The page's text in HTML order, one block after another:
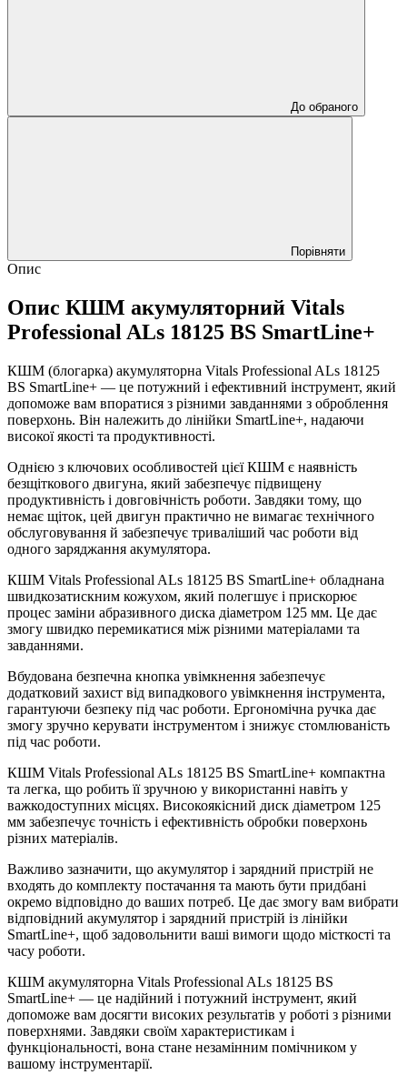
До обраного
Порівняти
Опис
Опис КШМ акумуляторний Vitals
Professional ALs 18125 BS SmartLine+
КШМ (блогарка) акумуляторна Vitals Professional ALs 18125
BS SmartLine+ — це потужний і ефективний інструмент, який
допоможе вам впоратися з різними завданнями з оброблення
поверхонь. Він належить до лінійки SmartLine+, надаючи
високої якості та продуктивності.
Однією з ключових особливостей цієї КШМ є наявність
безщіткового двигуна, який забезпечує підвищену
продуктивність і довговічність роботи. Завдяки тому, що
немає щіток, цей двигун практично не вимагає технічного
обслуговування й забезпечує триваліший час роботи від
одного заряджання акумулятора.
КШМ Vitals Professional ALs 18125 BS SmartLine+ обладнана
швидкозатискним кожухом, який полегшує і прискорює
процес заміни абразивного диска діаметром 125 мм. Це дає
змогу швидко перемикатися між різними матеріалами та
завданнями.
Вбудована безпечна кнопка увімкнення забезпечує
додатковий захист від випадкового увімкнення інструмента,
гарантуючи безпеку під час роботи. Ергономічна ручка дає
змогу зручно керувати інструментом і знижує стомлюваність
під час роботи.
КШМ Vitals Professional ALs 18125 BS SmartLine+ компактна
та легка, що робить її зручною у використанні навіть у
важкодоступних місцях. Високоякісний диск діаметром 125
мм забезпечує точність і ефективність обробки поверхонь
різних матеріалів.
Важливо зазначити, що акумулятор і зарядний пристрій не
входять до комплекту постачання та мають бути придбані
окремо відповідно до ваших потреб. Це дає змогу вам вибрати
відповідний акумулятор і зарядний пристрій із лінійки
SmartLine+, щоб задовольнити ваші вимоги щодо місткості та
часу роботи.
КШМ акумуляторна Vitals Professional ALs 18125 BS
SmartLine+ — це надійний і потужний інструмент, який
допоможе вам досягти високих результатів у роботі з різними
поверхнями. Завдяки своїм характеристикам і
функціональності, вона стане незамінним помічником у
вашому інструментарії.